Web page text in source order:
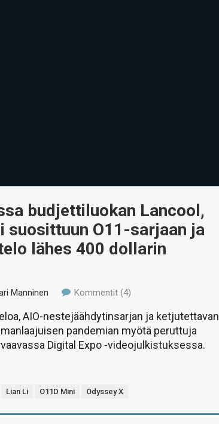
budjettiluokan Lancool,
suosittuun O11-sarjaan ja
lähes 400 dollarin
Manninen Kommentit (4)
AIO-nestejäähdytinsarjan ja ketjutettavan
pandemian myötä peruttuja
Digital Expo -videojulkistuksessa.
Lian Li O11D Mini Odyssey X